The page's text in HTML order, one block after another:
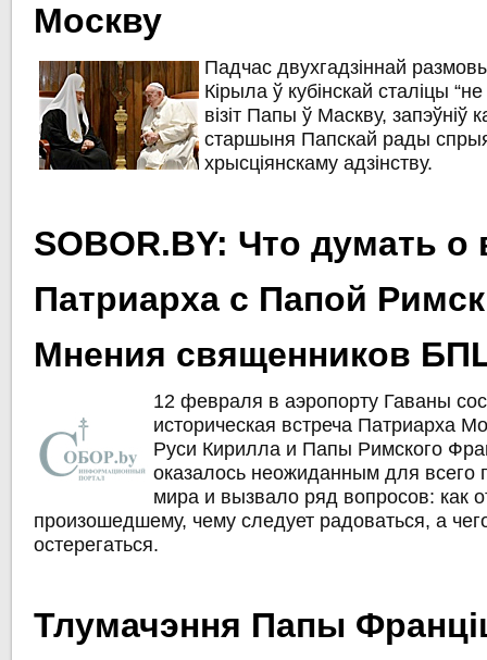
Москву
Падчас двухгадзіннай
Кірыла ў кубінскай сталіцы
візіт Папы ў Маскву, запэўніў
старшыня Папскай рады
хрысціянскаму адзінству.
SOBOR.BY: Что думать о
Патриарха с Папой
Мнения священников
12 февраля в аэропорту Гаваны
историческая встреча Патриарха
Руси Кирилла и Папы Римского
оказалось неожиданным для всего
мира и вызвало ряд вопросов: как
произошедшему, чему следует радоваться, а
остерегаться.
Тлумачэння Папы